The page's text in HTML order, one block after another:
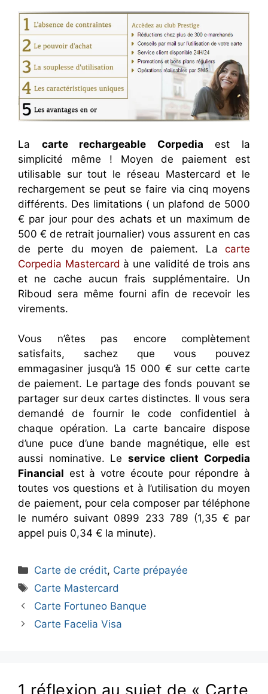
La carte rechargeable Corpedia est la
simplicité même ! Moyen de paiement est
utilisable sur tout le réseau Mastercard et le
rechargement se peut se faire via cinq moyens
différents. Des limitations ( un plafond de 5000
€ par jour pour des achats et un maximum de
500 € de retrait journalier) vous assurent en cas
de perte du moyen de paiement. La carte
Corpedia Mastercard à une validité de trois ans
et ne cache aucun frais supplémentaire. Un
Riboud sera même fourni afin de recevoir les
virements.
Vous n’êtes pas encore complètement
satisfaits, sachez que vous pouvez
emmagasiner jusqu’à 15 000 € sur cette carte
de paiement. Le partage des fonds pouvant se
partager sur deux cartes distinctes. Il vous sera
demandé de fournir le code confidentiel à
chaque opération. La carte bancaire dispose
d’une puce d’une bande magnétique, elle est
aussi nominative. Le service client Corpedia
Financial est à votre écoute pour répondre à
toutes vos questions et à l’utilisation du moyen
de paiement, pour cela composer par téléphone
le numéro suivant 0899 233 789 (1,35 € par
appel puis 0,34 € la minute).
Catégories
Carte de crédit, Carte prépayée
Étiquettes
Carte Mastercard
Carte Fortuneo Banque
Carte Facelia Visa